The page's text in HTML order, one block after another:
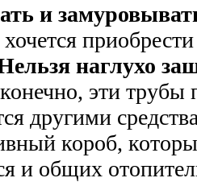
и
наглухо
эти трубы
другими
короб,
и общих